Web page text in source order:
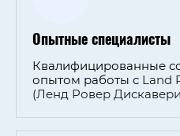
Опытные специалисты
Квалифицированные
опытом работы с Land
(Ленд Ровер